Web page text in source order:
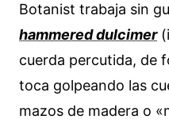
Botanist trabaja sin
hammered dulcimer
cuerda percutida, de
toca golpeando las
mazos de madera o